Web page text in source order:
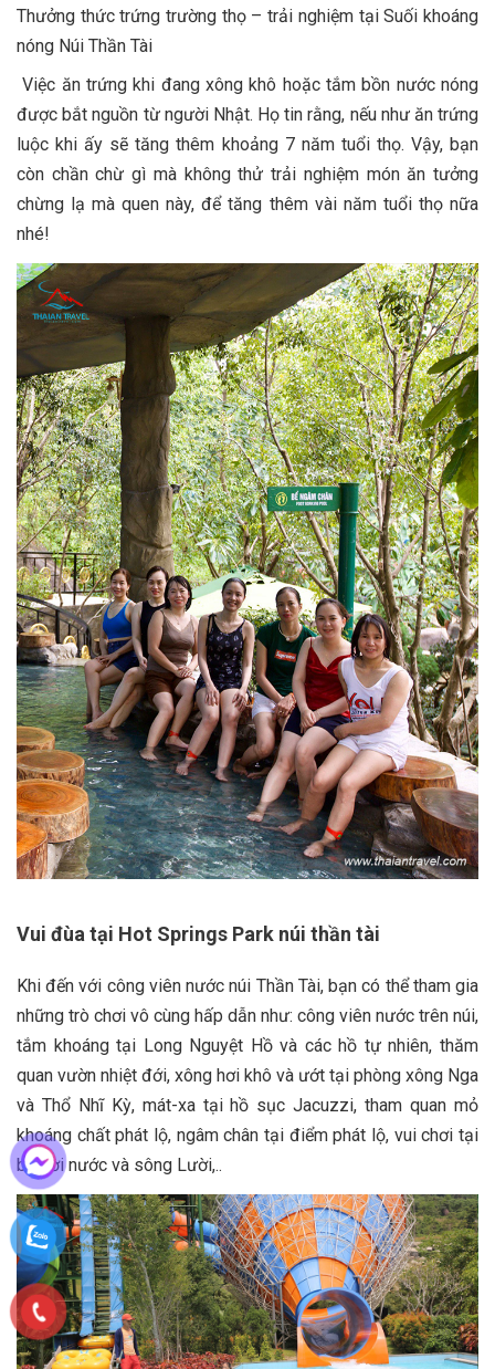
Thưởng thức trứng trường thọ – trải nghiệm tại Suối khoáng
nóng Núi Thần Tài
Việc ăn trứng khi đang xông khô hoặc tắm bồn nước nóng
được bắt nguồn từ người Nhật. Họ tin rằng, nếu như ăn trứng
luộc khi ấy sẽ tăng thêm khoảng 7 năm tuổi thọ. Vậy, bạn
còn chần chừ gì mà không thử trải nghiệm món ăn tưởng
chừng lạ mà quen này, để tăng thêm vài năm tuổi thọ nữa
nhé!
Vui đùa tại Hot Springs Park núi thần tài
Khi đến với công viên nước núi Thần Tài, bạn có thể tham gia
những trò chơi vô cùng hấp dẫn như: công viên nước trên núi,
tắm khoáng tại Long Nguyệt Hồ và các hồ tự nhiên, thăm
quan vườn nhiệt đới, xông hơi khô và ướt tại phòng xông Nga
và Thổ Nhĩ Kỳ, mát-xa tại hồ sục Jacuzzi, tham quan mỏ
khoáng chất phát lộ, ngâm chân tại điểm phát lộ, vui chơi tại
bể bơi nước và sông Lười,..